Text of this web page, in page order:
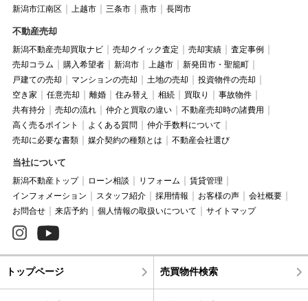
新潟市江南区
上越市 三条市 燕市 長岡市
不動産売却
新潟不動産売却買取ナビ 売却クイック査定 売却実績
査定事例
売却コラム
購入希望者 新潟市 上越市
新発田市・聖籠町
戸建ての売却
マンションの売却 土地の売却
投資物件の売却
空き家
任意売却 離婚 住み替え 相続 買取り
事故物件
共有持分
売却の流れ 仲介と買取の違い
不動産売却時の諸費用
高く売るポイント
よくある質問
仲介手数料について
売却に必要な書類
媒介契約の種類とは 不動産会社選び
当社について
新潟不動産トップ ローン相談 リフォーム
賃貸管理
インフォメーション
スタッフ紹介 採用情報 お客様の声
会社概要
お問合せ
来店予約 個人情報の取扱いについて サイトマップ
トップページ 売買物件検索